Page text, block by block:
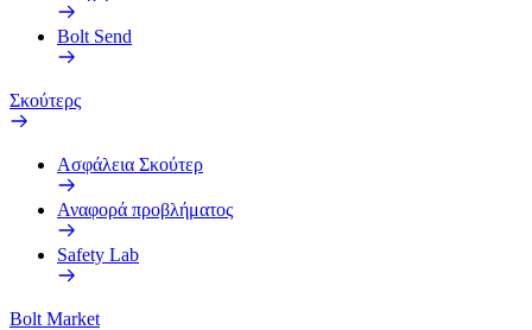
Bolt Send
Σκούτερς
Ασφάλεια Σκούτερ
Αναφορά προβλήματος
Safety Lab
Bolt Market